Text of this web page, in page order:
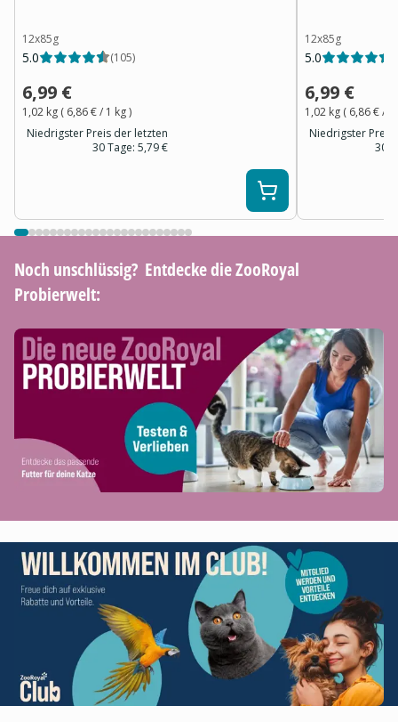
12x85g
5.0 (105)
6,99 €
1,02 kg ( 6,86 €/ 1 kg)
Niedrigster Preis der letzten
30 Tage: 5,79 €
12x85g
5.0
6,99 €
1,02 kg ( 6,86 €/ 1
Niedrigster Preis
30
Noch unschlüssig? ​ Entdecke die ZooRoyal
Probierwelt: